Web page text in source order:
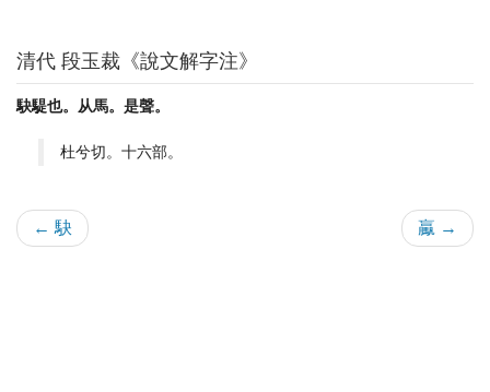
清代 段玉裁《說文解字注》
駃騠也。从馬。是聲。
杜兮切。十六部。
← 駃 驘 →